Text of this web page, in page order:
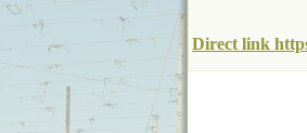
Direct link